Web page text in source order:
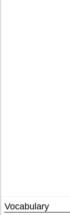
Vocabulary